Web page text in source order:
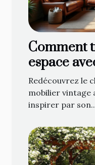
Comment
espace
vintage
Redécouvrez le
mobilier vintage
inspirer par